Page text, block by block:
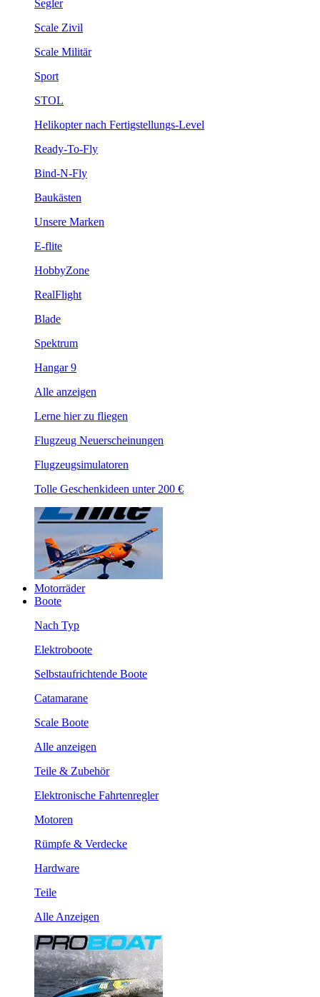
Segler
Scale Zivil
Scale Militär
Sport
STOL
Helikopter nach Fertigstellungs-Level
Ready-To-Fly
Bind-N-Fly
Baukästen
Unsere Marken
E-flite
HobbyZone
RealFlight
Blade
Spektrum
Hangar 9
Alle anzeigen
Lerne hier zu fliegen
Flugzeug Neuerscheinungen
Flugzeugsimulatoren
Tolle Geschenkideen unter 200 €
Motorräder
Boote
Nach Typ
Elektroboote
Selbstaufrichtende Boote
Catamarane
Scale Boote
Alle anzeigen
Teile & Zubehör
Elektronische Fahrtenregler
Motoren
Rümpfe & Verdecke
Hardware
Teile
Alle Anzeigen